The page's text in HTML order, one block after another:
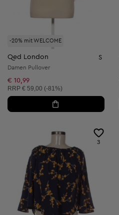
-20% mit WELCOME
Qed London S
Damen Pullover
€ 10,99
Unverbindliche Preisempfehlung:
RRP € 59,00 (-81%)
3